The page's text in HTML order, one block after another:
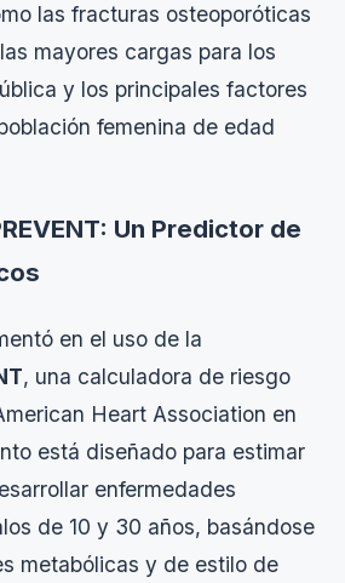
las fracturas osteoporóticas
mayores cargas para los
y los principales factores
femenina de edad
Un Predictor de
en el uso de la
, una calculadora de riesgo
Heart Association en
está diseñado para estimar
enfermedades
de 10 y 30 años, basándose
metabólicas y de estilo de